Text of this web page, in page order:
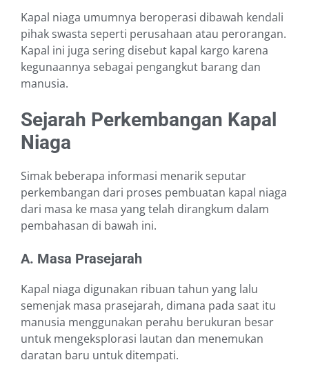
Kapal niaga umumnya beroperasi dibawah kendali
pihak swasta seperti perusahaan atau perorangan.
Kapal ini juga sering disebut kapal kargo karena
kegunaannya sebagai pengangkut barang dan
manusia.
Sejarah Perkembangan Kapal
Niaga
Simak beberapa informasi menarik seputar
perkembangan dari proses pembuatan kapal niaga
dari masa ke masa yang telah dirangkum dalam
pembahasan di bawah ini.
A. Masa Prasejarah
Kapal niaga digunakan ribuan tahun yang lalu
semenjak masa prasejarah, dimana pada saat itu
manusia menggunakan perahu berukuran besar
untuk mengeksplorasi lautan dan menemukan
daratan baru untuk ditempati.